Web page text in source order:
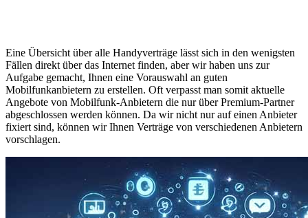
Eine Übersicht über alle Handyverträge lässt sich in den wenigsten
Fällen direkt über das Internet finden, aber wir haben uns zur
Aufgabe gemacht, Ihnen eine Vorauswahl an guten
Mobilfunkanbietern zu erstellen. Oft verpasst man somit aktuelle
Angebote von Mobilfunk-Anbietern die nur über Premium-Partner
abgeschlossen werden können. Da wir nicht nur auf einen Anbieter
fixiert sind, können wir Ihnen Verträge von verschiedenen Anbietern
vorschlagen.